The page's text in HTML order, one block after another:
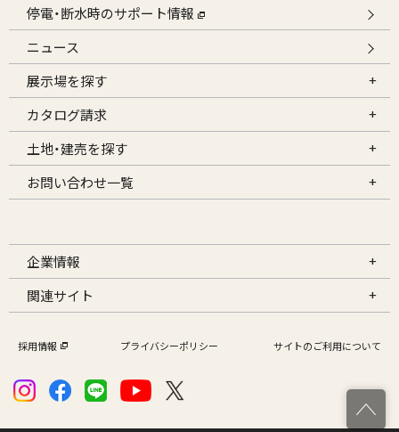
停電・断水時のサポート情報
ニュース
展示場を探す
カタログ請求
土地・建売を探す
お問い合わせ一覧
企業情報
関連サイト
採用情報 プライバシーポリシー サイトのご利用について